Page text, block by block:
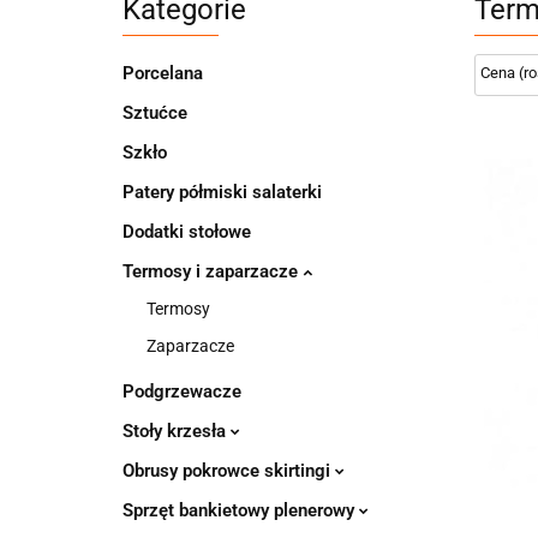
Kategorie
Porcelana
Sztućce
Szkło
Patery półmiski salaterki
Dodatki stołowe
Termosy i zaparzacze
Termosy
Zaparzacze
Podgrzewacze
Stoły krzesła
Obrusy pokrowce skirtingi
Sprzęt bankietowy plenerowy